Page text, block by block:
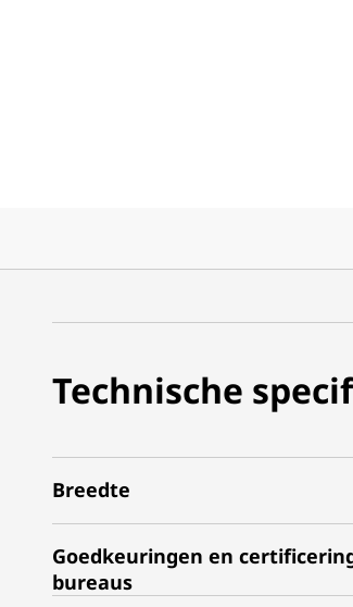
Technische
Breedte
Goedkeuringen en
bureaus